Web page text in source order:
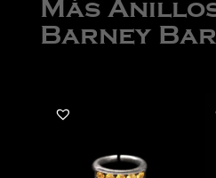
Más
Barney